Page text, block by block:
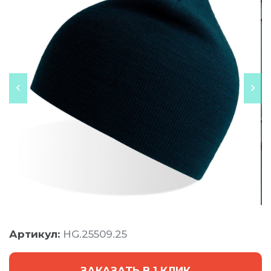
Артикул: HG.25509.25